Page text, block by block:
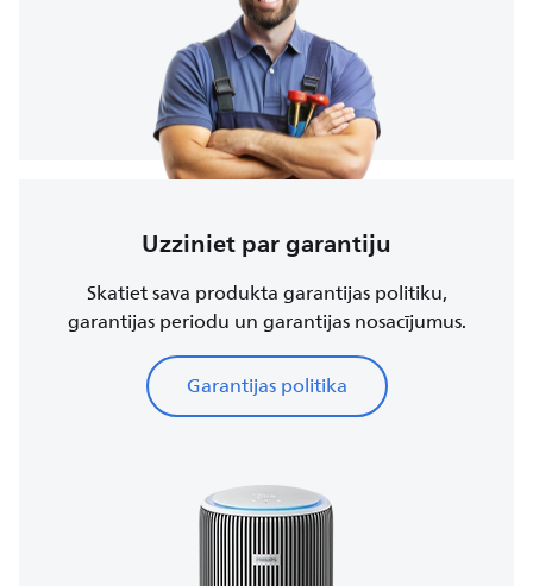
Uzziniet par garantiju
Skatiet sava produkta garantijas politiku,
garantijas periodu un garantijas nosacījumus.
Garantijas politika